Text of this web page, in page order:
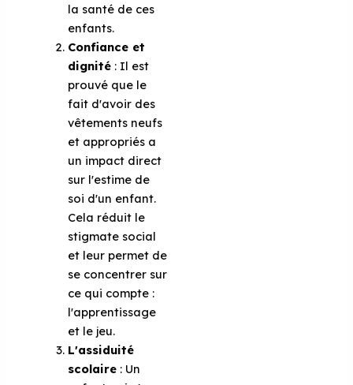
la santé de ces
enfants.
Confiance et
dignité : Il est
prouvé que le
fait d'avoir des
vêtements neufs
et appropriés a
un impact direct
sur l'estime de
soi d'un enfant.
Cela réduit le
stigmate social
et leur permet de
se concentrer sur
ce qui compte :
l'apprentissage
et le jeu.
L'assiduité
scolaire : Un